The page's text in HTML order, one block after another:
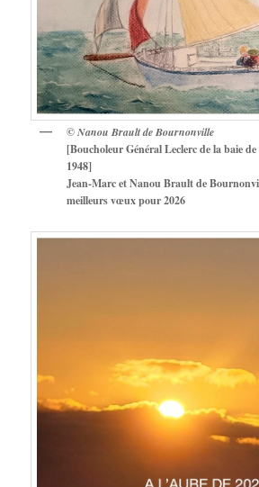
©Nanou Brault de Bournonville
[Boucholeur Général Leclerc de la baie
1948]
Jean-Marc et Nanou Brault de
meilleurs vœux pour 2026